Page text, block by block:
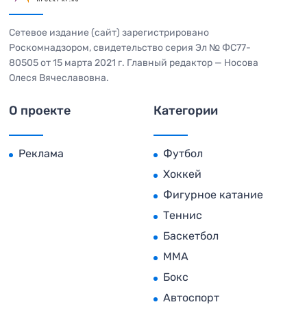
Сетевое издание (сайт) зарегистрировано
Роскомнадзором, свидетельство серия Эл № ФС77-
80505 от 15 марта 2021 г. Главный редактор — Носова
Олеся Вячеславовна.
О проекте
Реклама
Категории
Футбол
Хоккей
Фигурное катание
Теннис
Баскетбол
MMA
Бокс
Автоспорт